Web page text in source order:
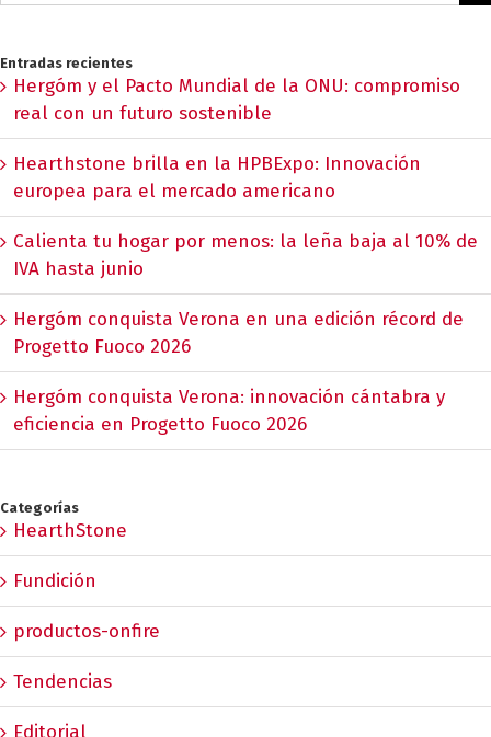
Entradas recientes
Hergóm y el Pacto Mundial de la ONU: compromiso
real con un futuro sostenible
Hearthstone brilla en la HPBExpo: Innovación
europea para el mercado americano
Calienta tu hogar por menos: la leña baja al 10% de
IVA hasta junio
Hergóm conquista Verona en una edición récord de
Progetto Fuoco 2026
Hergóm conquista Verona: innovación cántabra y
eficiencia en Progetto Fuoco 2026
Categorías
HearthStone
Fundición
productos-onfire
Tendencias
Editorial